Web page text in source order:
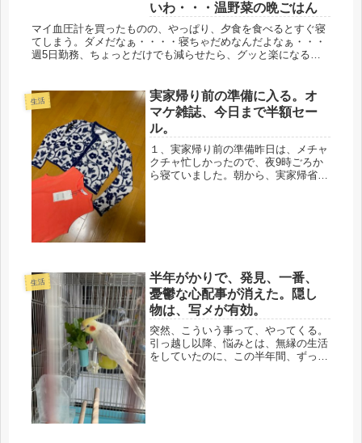
いわ・・・温野菜の晩ごはん
マイ血圧計を買ったものの、やっぱり、夕食を食べるとすぐ寝
てしまう。ダメだなぁ・・・・寝ちゃだめなんだよなぁ・・・
週5日勤務、ちょっとだけでも減らせたら、グッと楽になると
生活
実家帰り前の準備に入る。オ
マケ雑誌、今日まで半額セー
ル。
１、実家帰り前の準備昨日は、メチャ
クチャ忙しかったので、夜9時ごろか
ら寝ていました。朝から、実家帰省前
生活
半年がかりで、発見、一番、
憂鬱な心配事が消えた。隠し
物は、写メが有効。
突然、こういう事って、やってくる。
引っ越し以降、悩みとは、無縁の生活
をしていたのに、この半年間、ずっと